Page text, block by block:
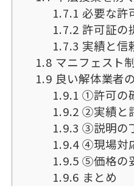
1.7.1 必要な許
1.7.2 許可証の
1.7.3 実績と信
1.8 マニフェスト
1.9 良い解体業者
1.9.1 ①許可の
1.9.2 ②実績と
1.9.3 ③説明の
1.9.4④現場対
1.9.5 ⑤価格の
1.9.6 まとめ